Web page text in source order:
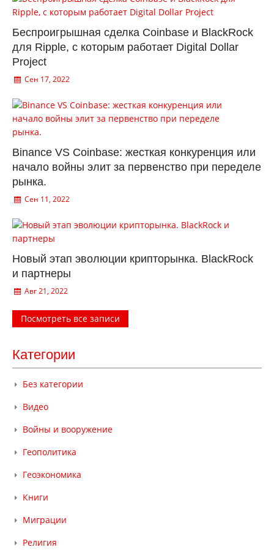
Беспроигрышная сделка Coinbase и BlackRock
для Ripple, с которым работает Digital Dollar
Project
Сен 17, 2022
Binance VS Coinbase: жесткая конкуренция или
начало войны элит за первенство при переделе
рынка.
Сен 11, 2022
Новый этап эволюции крипторынка. BlackRock
и партнеры
Авг 21, 2022
Посмотреть все записи
Категории
Без категории
Видео
Войны и вооружение
Геополитика
Геоэкономика
Книги
Миграции
Религия